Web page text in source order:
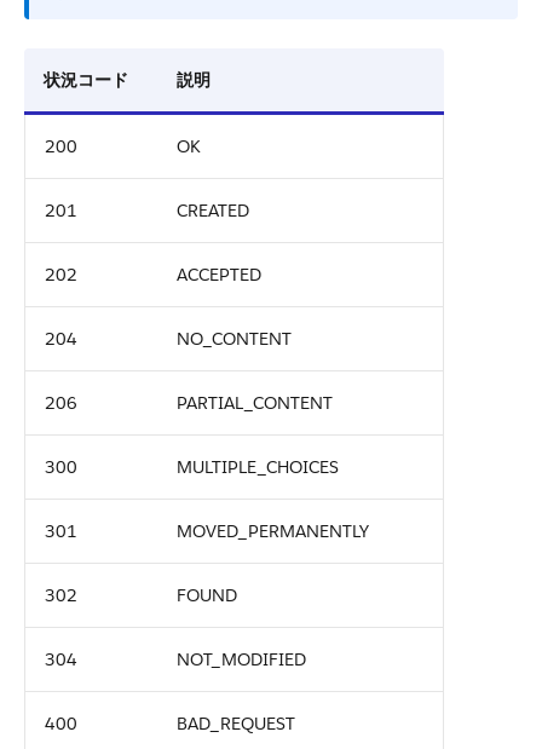
状況コード 説明
200 OK
201 CREATED
202 ACCEPTED
204 NO_CONTENT
206 PARTIAL_CONTENT
300 MULTIPLE_CHOICES
301 MOVED_PERMANENTLY
302 FOUND
304 NOT_MODIFIED
400 BAD_REQUEST